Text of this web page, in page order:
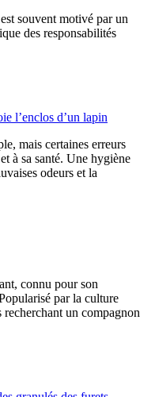
souvent motivé par un
des responsabilités
l’enclos d’un lapin
mais certaines erreurs
à sa santé. Une hygiène
odeurs et la
connu pour son
par la culture
un compagnon